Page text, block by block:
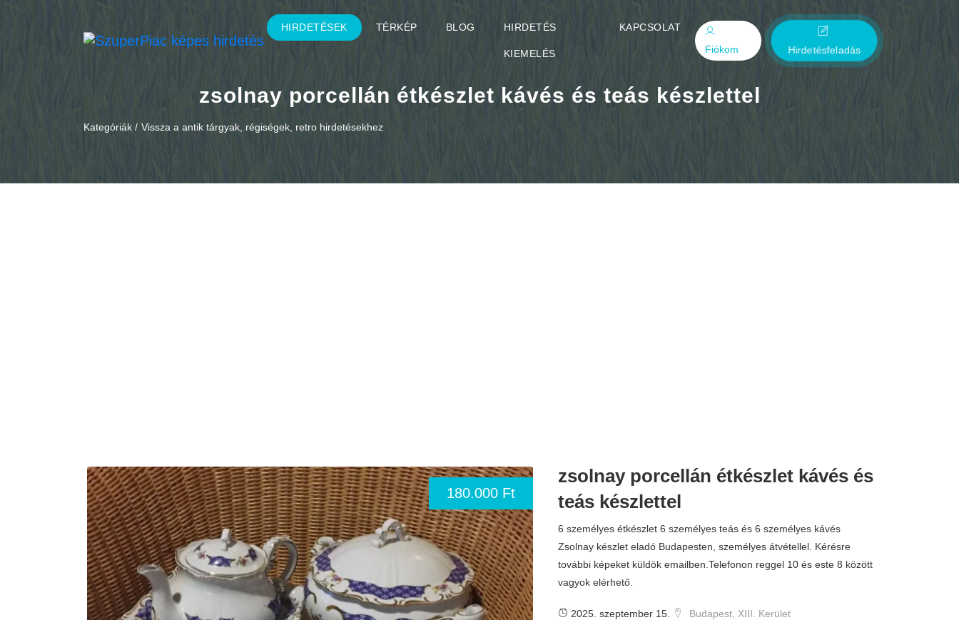
HIRDETÉSEK TÉRKÉP BLOG HIRDETÉS
KIEMELÉS
KAPCSOLAT
Fiókom
Hirdetésfeladás
zsolnay porcellán étkészlet kávés és teás készlettel
Kategóriák / Vissza a antik tárgyak, régiségek, retro hirdetésekhez
180.000 Ft
zsolnay porcellán étkészlet kávés és
teás készlettel
6 személyes étkészlet 6 személyes teás és 6 személyes kávés
Zsolnay készlet eladó Budapesten, személyes átvétellel. Kérésre
további képeket küldök emailben.Telefonon reggel 10 és este 8 között
vagyok elérhető.
2025. szeptember 15. Budapest, XIII. Kerület